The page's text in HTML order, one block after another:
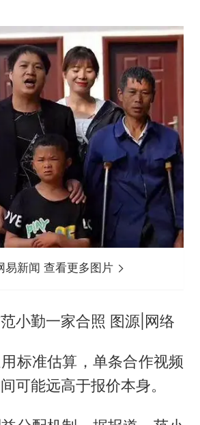
易新闻 查看更多图片
小勤一家合照 图源|网络
标准估算，单条合作视频
可能远高于报价本身。